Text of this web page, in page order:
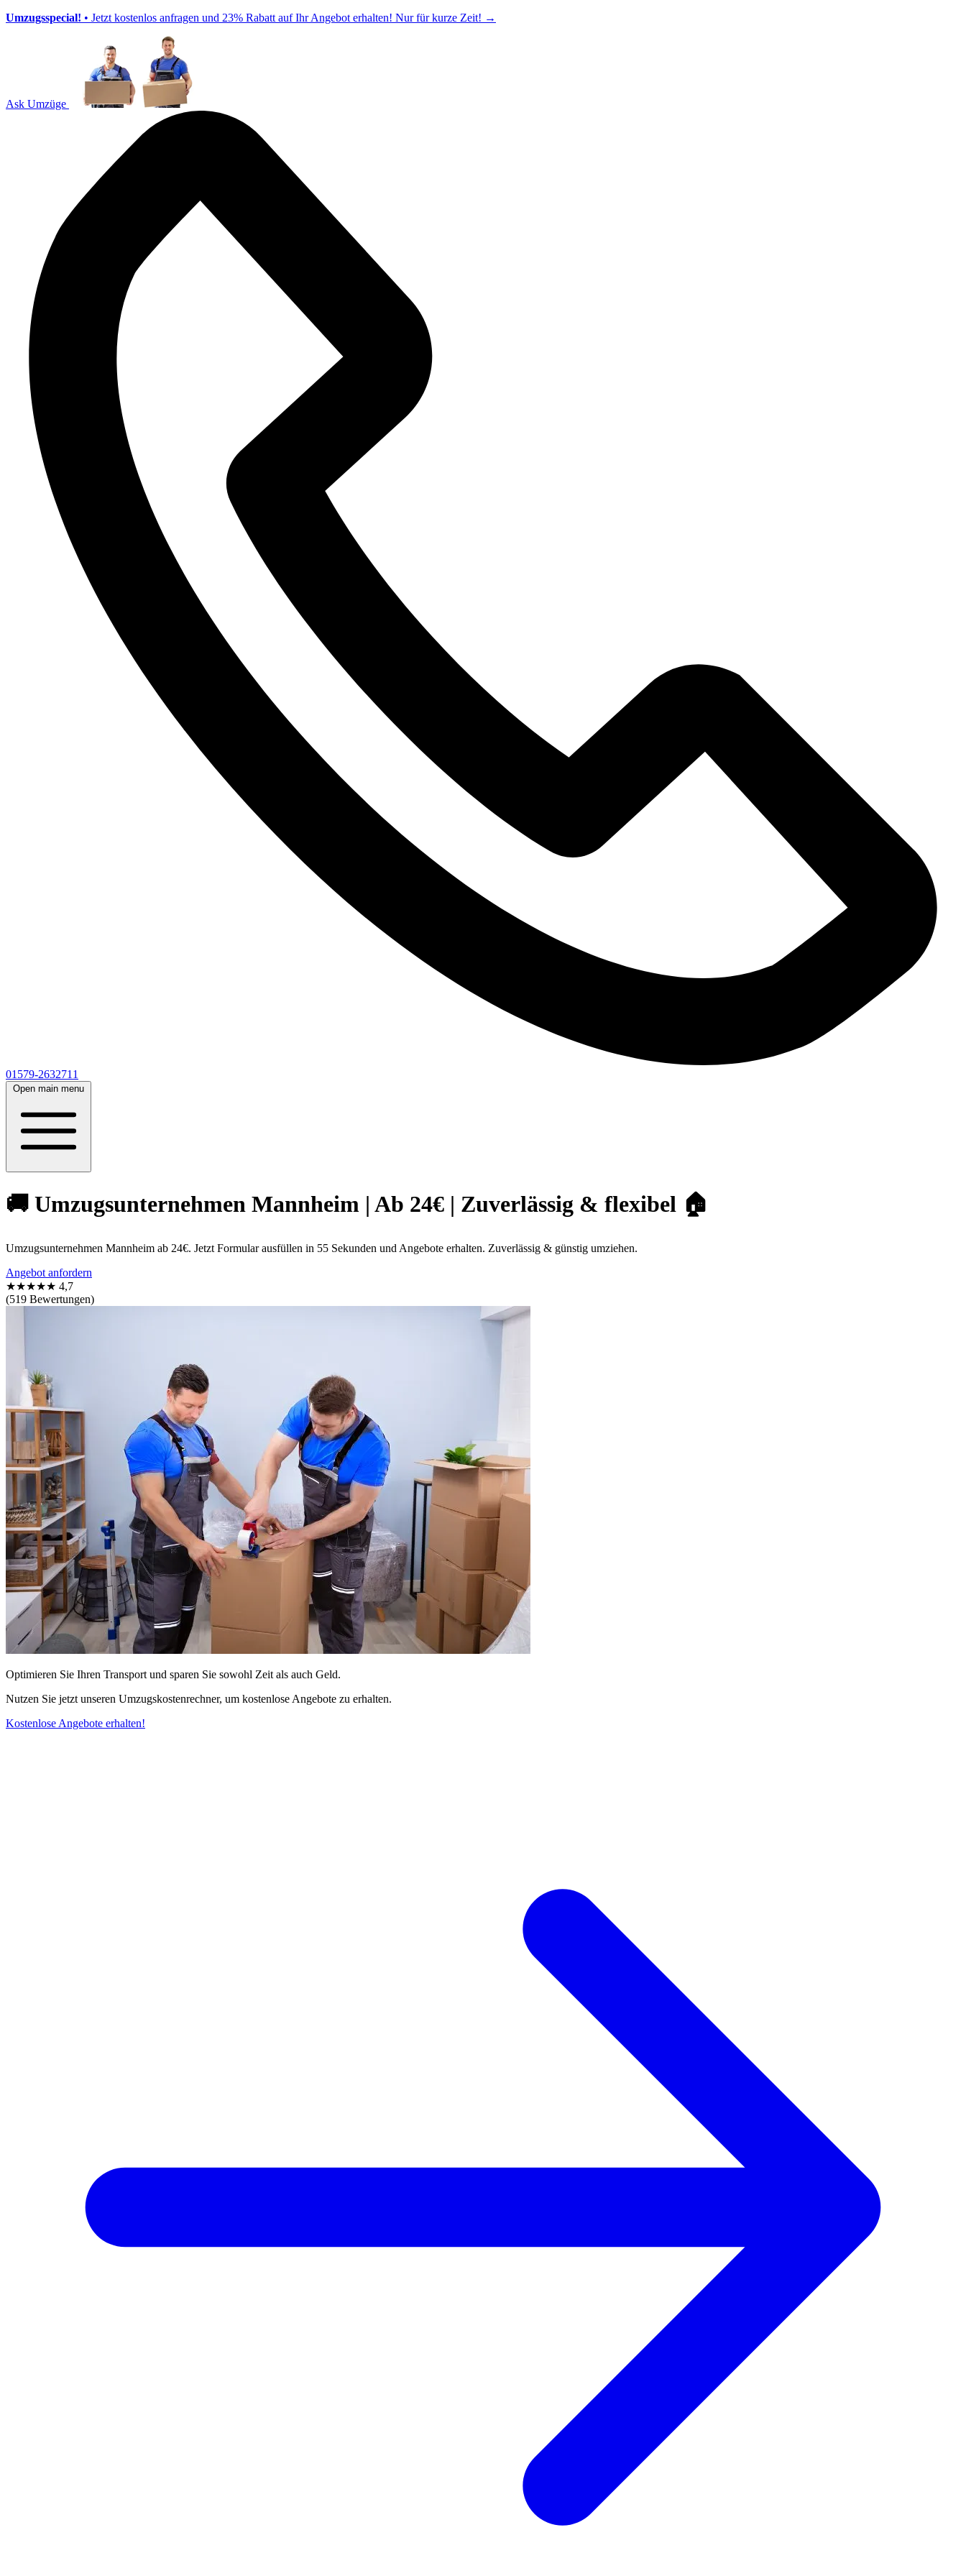
Umzugsspecial! • Jetzt kostenlos anfragen und 23% Rabatt auf Ihr Angebot erhalten! Nur für kurze Zeit! →
Ask Umzüge
01579-2632711
Open main menu
🚚 Umzugsunternehmen Mannheim | Ab 24€ | Zuverlässig & flexibel 🏠
Umzugsunternehmen Mannheim ab 24€. Jetzt Formular ausfüllen in 55 Sekunden und Angebote erhalten. Zuverlässig & günstig umziehen.
Angebot anfordern
★★★★★ 4,7
(519 Bewertungen)
Optimieren Sie Ihren Transport und sparen Sie sowohl Zeit als auch Geld.
Nutzen Sie jetzt unseren Umzugskostenrechner, um kostenlose Angebote zu erhalten.
Kostenlose Angebote erhalten!